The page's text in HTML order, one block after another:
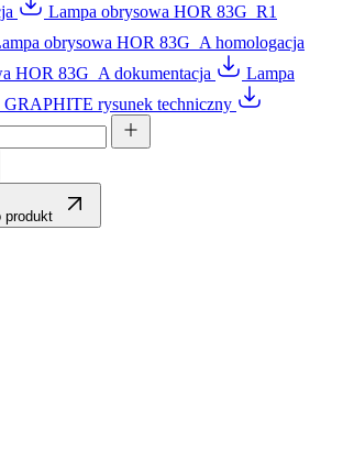
Lampa obrysowa HOR 83G_R1
obrysowa HOR 83G_A homologacja
HOR 83G_A dokumentacja
Lampa
rysunek techniczny
produkt